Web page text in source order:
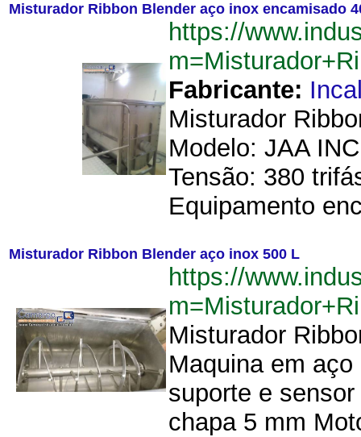
Misturador Ribbon Blender aço inox encamisado
https://
Fabricante:
Misturador
Modelo: JAA
Tensão: 380
Equipamento
Misturador Ribbon Blender aço inox 500 L
https://
Misturador
Maquina em
suporte e
chapa 5 mm